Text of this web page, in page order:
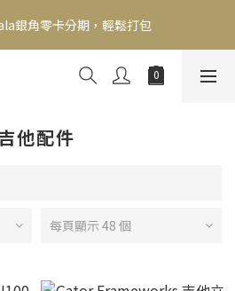
2000，刷卡最高12期零利率，馬上了
解👉
銀角零卡分期，輕鬆打包
2000，刷卡最高12期零利率，馬上了
他配件
每頁顯示 48 個